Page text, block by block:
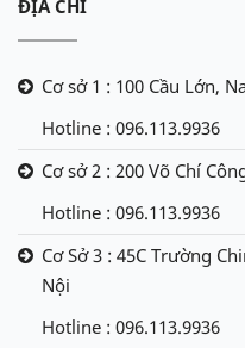
ĐỊA CHỈ
Cơ sở 1 : 100 Cầu Lớn,
Hotline : 096.113.9936
Cơ sở 2 : 200 Võ Chí
Hotline : 096.113.9936
Cơ Sở 3 : 45C Trường
Nội
Hotline : 096.113.9936